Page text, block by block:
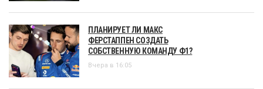
ПЛАНИРУЕТ ЛИ МАКС
ФЕРСТАППЕН СОЗДАТЬ
СОБСТВЕННУЮ КОМАНДУ Ф1?
Вчера в 16:05